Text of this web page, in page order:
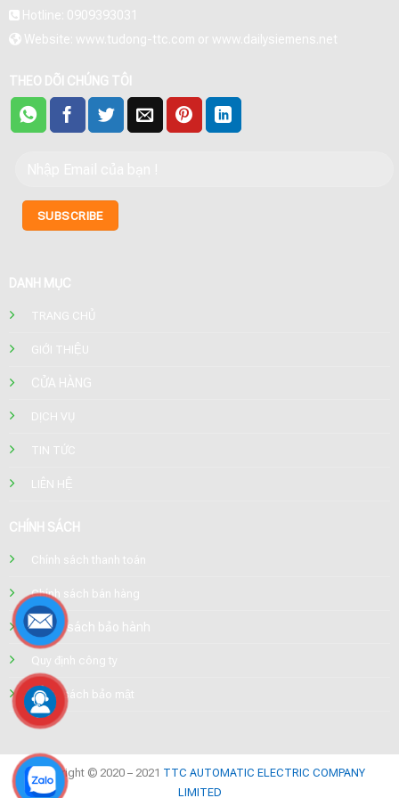
Hotline: 0909393031
Website: www.tudong-ttc.com or www.dailysiemens.net
THEO DÕI CHÚNG TÔI
DANH MỤC
TRANG CHỦ
GIỚI THIỆU
CỬA HÀNG
DỊCH VỤ
TIN TỨC
LIÊN HỆ
CHÍNH SÁCH
Chính sách thanh toán
Chính sách bán hàng
Chính sách bảo hành
Quy định công ty
Chính sách bảo mật
Copyright © 2020 – 2021 TTC AUTOMATIC ELECTRIC COMPANY
LIMITED